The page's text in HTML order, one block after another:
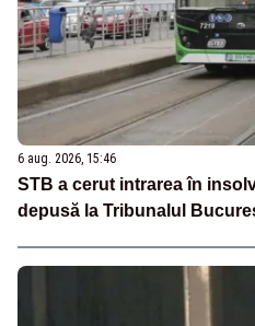
6 aug. 2026, 15:46
STB a cerut intrarea în
depusă la Tribunalul